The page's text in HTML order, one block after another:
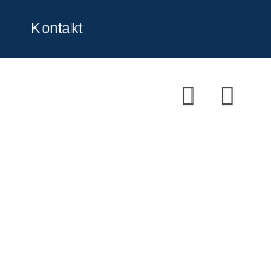
Kontakt